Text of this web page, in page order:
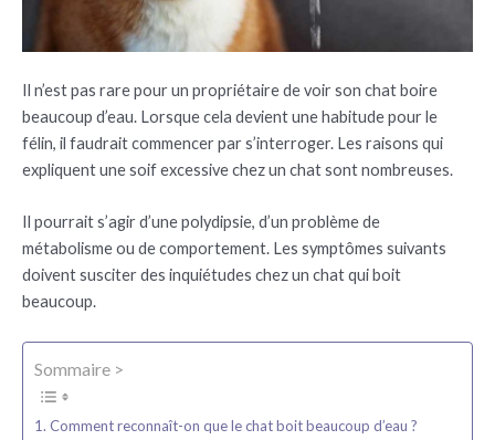
Il n’est pas rare pour un propriétaire de voir son chat boire
beaucoup d’eau. Lorsque cela devient une habitude pour le
félin, il faudrait commencer par s’interroger. Les raisons qui
expliquent une soif excessive chez un chat sont nombreuses.
Il pourrait s’agir d’une polydipsie, d’un problème de
métabolisme ou de comportement. Les symptômes suivants
doivent susciter des inquiétudes chez un chat qui boit
beaucoup.
Sommaire >
Comment reconnaît-on que le chat boit beaucoup d’eau ?